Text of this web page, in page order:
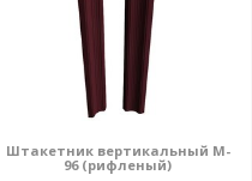
Штакетник вертикальный M-
96 (рифленый)